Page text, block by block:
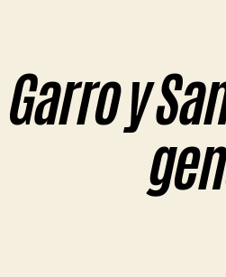
Garro y